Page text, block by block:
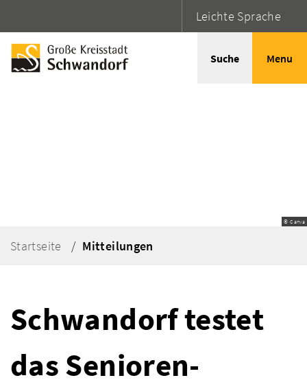
Leichte Sprache
Suche Menu
© Canva
Startseite Mitteilungen
Schwandorf testet
das Senioren-